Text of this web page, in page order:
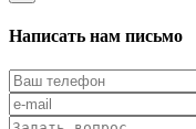
Написать нам письмо